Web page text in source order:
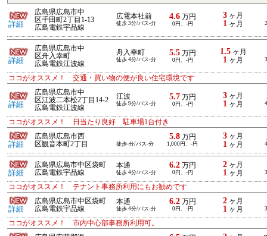
詳細
広島県広島市中
区千田町2丁目1-13
広島電鉄宇品線
広電本社前
徒歩 3分/バス-分
4.6万円
0円、-円
3 ヶ月
1 ヶ月
詳細
広島県広島市中
区舟入幸町
広島電鉄江波線
舟入幸町
徒歩 4分/バス-分
5.5万円
0円、-円
1.5ヶ月
1 ヶ月
ココがオススメ！ 交通・買い物の便が良い住宅環境です
詳細
広島県広島市中
区江波二本松2丁目14-2
広島電鉄江波線
江波
徒歩 9分/バス-分
5.7万円
0円、-円
3 ヶ月
1 ヶ月
ココがオススメ！ 日当たり良好 駐車場1台付き
詳細
広島県広島市西
区観音本町2丁目
徒歩-分/バス-分
5.8万円
1,000円、-円
3 ヶ月
1 ヶ月
詳細
広島県広島市中区袋町
広島電鉄宇品線
本通
徒歩 4分/バス-分
6.2万円
0円、-円
2 ヶ月
1 ヶ月
ココがオススメ！ テナント事務所利用にもお勧めです
詳細
広島県広島市中区袋町
広島電鉄宇品線
本通
徒歩 4分/バス-分
6.2万円
0円、-円
2 ヶ月
1 ヶ月
ココがオススメ！ 市内中心部事務所利用可。